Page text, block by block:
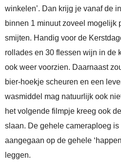
winkelen’. Dan krijg je vanaf de
binnen 1 minuut zoveel mogelijk
smijten. Handig voor de
rollades en 30 flessen wijn in de
ook weer voorzien. Daarnaast
bier-hoekje scheuren en een
wasmiddel mag natuurlijk ook
het volgende filmpje kreeg ook
slaan. De gehele cameraploeg
aangegaan op de gehele
leggen.